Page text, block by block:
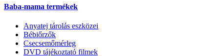
Baba-mama termékek
Anyatej tárolás eszközei
Bébiőrzők
Csecsemőmérleg
DVD tájékoztató filmek